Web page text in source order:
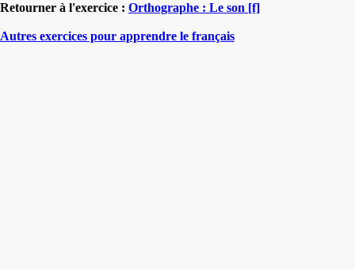
Retourner à l'exercice : Orthographe : Le son [f]
Autres exercices pour apprendre le français